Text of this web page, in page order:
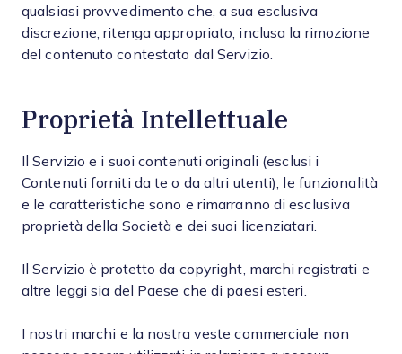
qualsiasi provvedimento che, a sua esclusiva
discrezione, ritenga appropriato, inclusa la rimozione
del contenuto contestato dal Servizio.
Proprietà Intellettuale
Il Servizio e i suoi contenuti originali (esclusi i
Contenuti forniti da te o da altri utenti), le funzionalità
e le caratteristiche sono e rimarranno di esclusiva
proprietà della Società e dei suoi licenziatari.
Il Servizio è protetto da copyright, marchi registrati e
altre leggi sia del Paese che di paesi esteri.
I nostri marchi e la nostra veste commerciale non